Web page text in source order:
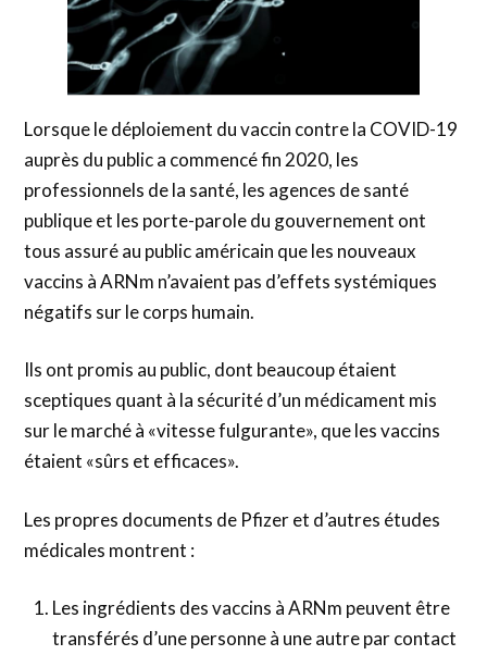
Lorsque le déploiement du vaccin contre la COVID-19
auprès du public a commencé fin 2020, les
professionnels de la santé, les agences de santé
publique et les porte-parole du gouvernement ont
tous assuré au public américain que les nouveaux
vaccins à ARNm n’avaient pas d’effets systémiques
négatifs sur le corps humain.
Ils ont promis au public, dont beaucoup étaient
sceptiques quant à la sécurité d’un médicament mis
sur le marché à «vitesse fulgurante», que les vaccins
étaient «sûrs et efficaces».
Les propres documents de Pfizer et d’autres études
médicales montrent :
Les ingrédients des vaccins à ARNm peuvent être
transférés d’une personne à une autre par contact